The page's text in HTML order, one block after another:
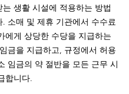
생활 시설에 적용하는 방법
. 소매 및 제휴 기관에서 수수료
에게 상당한 수당을 지급하는
금을 지급하고, 규정에서 허용
임금의 약 절반을 모든 근무 시
합니다.